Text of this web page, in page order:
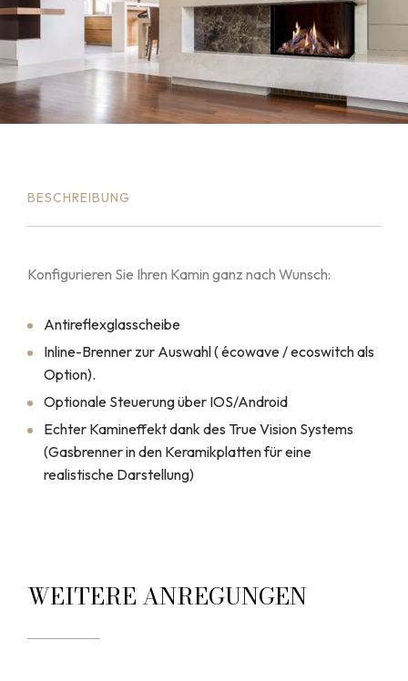
BESCHREIBUNG
Konfigurieren Sie Ihren Kamin ganz nach Wunsch:
Antireflexglasscheibe
Inline-Brenner zur Auswahl ( écowave / ecoswitch als
Option).
Optionale Steuerung über IOS/Android
Echter Kamineffekt dank des True Vision Systems
(Gasbrenner in den Keramikplatten für eine
realistische Darstellung)
WEITERE ANREGUNGEN